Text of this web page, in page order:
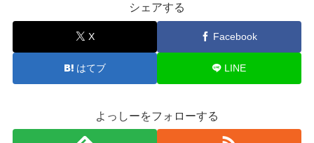
シェアする
X Facebook
はてブ LINE
よっしーをフォローする